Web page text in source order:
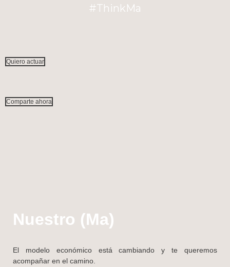
#ThinkMa
Quiero actuar
Comparte ahora
Nuestro (Ma)
El modelo económico está cambiando y te queremos
acompañar en el camino.